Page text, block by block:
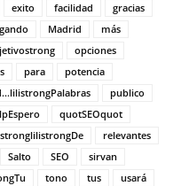
exito facilidad
gracias
Madrid
más
opciones
para
potencia
publico
quotSEOquot
relevantes
Salto SEO
sirvan
tono tus
usará